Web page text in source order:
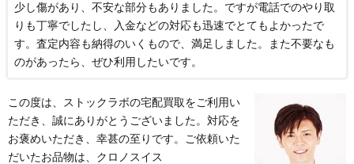
少し傷があり、不安な部分もありました。ですが電話でのやり取
りも丁寧でしたし、入金などの対応も迅速でとてもよかったで
す。査定内容も納得のいくもので、満足しました。また不要なも
のがあったら、ぜひ利用したいです。
この度は、ストックラボの宅配買取をご利用い
ただき、誠にありがとうございました。対応を
お褒めいただき、幸甚の至りです。ご依頼いた
だいたお品物は、クロノスイス